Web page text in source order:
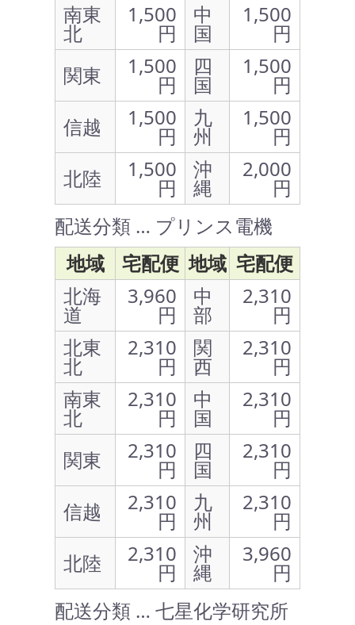
南東
北
1,500
円
中
国
1,500
円
関東
1,500
円
四
国
1,500
円
信越
1,500
円
九
州
1,500
円
北陸
1,500
円
沖
縄
2,000
円
配送分類 … プリンス電機
地域
宅配便 地域 宅配便
北海
道
3,960
円
中
部
2,310
円
北東
北
2,310
円
関
西
2,310
円
南東
北
2,310
円
中
国
2,310
円
関東
2,310
円
四
国
2,310
円
信越
2,310
円
九
州
2,310
円
北陸
2,310
円
沖
縄
3,960
円
配送分類 … 七星化学研究所